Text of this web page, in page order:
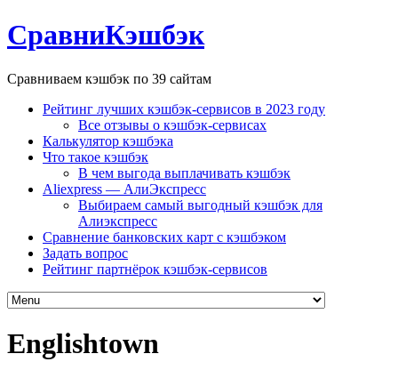
СравниКэшбэк
Сравниваем кэшбэк по 39 сайтам
Рейтинг лучших кэшбэк-сервисов в 2023 году
Все отзывы о кэшбэк-сервисах
Калькулятор кэшбэка
Что такое кэшбэк
В чем выгода выплачивать кэшбэк
Aliexpress — АлиЭкспресс
Выбираем самый выгодный кэшбэк для
Алиэкспресс
Сравнение банковских карт с кэшбэком
Задать вопрос
Рейтинг партнёрок кэшбэк-сервисов
Englishtown